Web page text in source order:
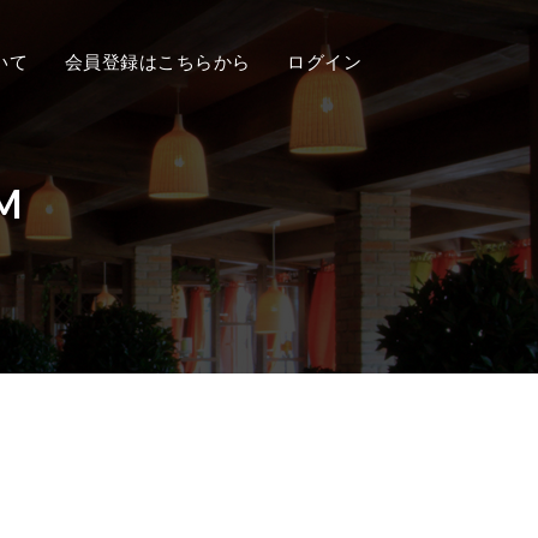
て 会員登録はこちらから ログイン